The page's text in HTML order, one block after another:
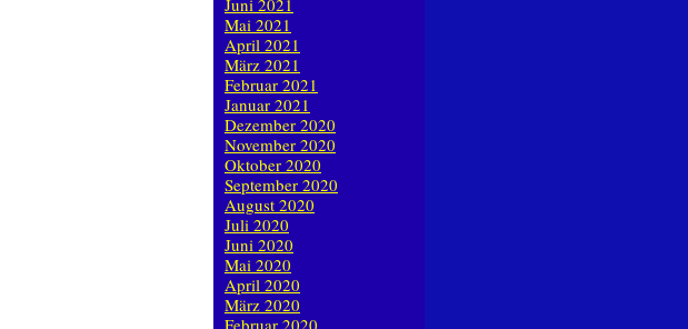
Juni 2021
Mai 2021
April 2021
März 2021
Februar 2021
Januar 2021
Dezember 2020
November 2020
Oktober 2020
September 2020
August 2020
Juli 2020
Juni 2020
Mai 2020
April 2020
März 2020
Februar 2020